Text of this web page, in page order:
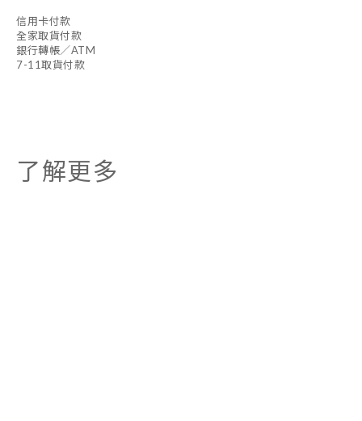
信用卡付款
全家取貨付款
銀行轉帳／ATM
7-11取貨付款
了解更多